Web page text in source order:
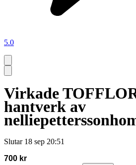
5.0
Virkade
hantverk av
Slutar 18 sep 20:51
700 kr